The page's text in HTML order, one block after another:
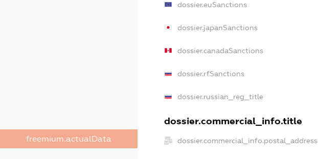
freemium.actualData
dossier.euSanctions
dossier.japanSanctions
dossier.canadaSanctions
dossier.rfSanctions
dossier.russian_reg_title
dossier.commercial_info.title
dossier.commercial_info.postal_address